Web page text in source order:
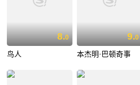
8.0
鸟人
9.0
本杰明·巴顿奇事